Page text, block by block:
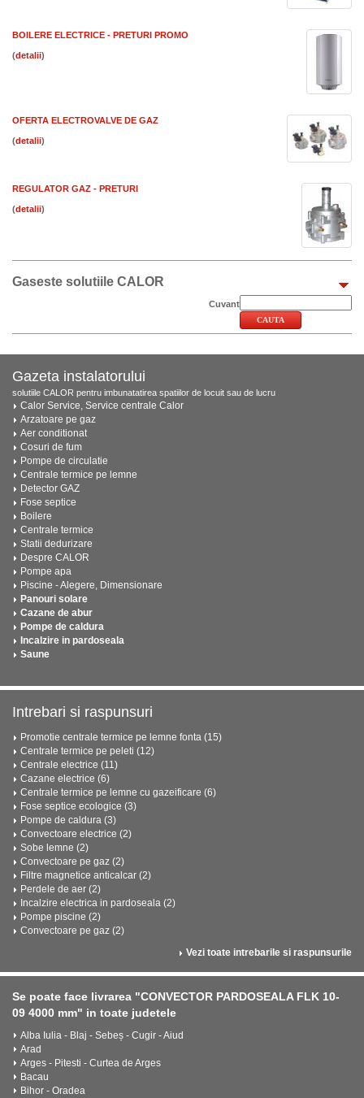
BOILERE ELECTRICE - PRETURI PROMO
( )
OFERTA ELECTROVALVE DE GAZ
( )
REGULATOR GAZ - PRETURI
( )
Gaseste solutiile CALOR
Cuvant
Gazeta instalatorului
solutiile CALOR pentru imbunatatirea spatiilor de locuit sau de lucru
Calor Service, Service centrale Calor
Arzatoare pe gaz
Aer conditionat
Cosuri de fum
Pompe de circulatie
Centrale termice pe lemne
Detector GAZ
Fose septice
Boilere
Centrale termice
Statii dedurizare
Despre CALOR
Pompe apa
Piscine - Alegere, Dimensionare
Panouri solare
Cazane de abur
Pompe de caldura
Incalzire in pardoseala
Saune
Intrebari si raspunsuri
Promotie centrale termice pe lemne fonta (15)
Centrale termice pe peleti (12)
Centrale electrice (11)
Cazane electrice (6)
Centrale termice pe lemne cu gazeificare (6)
Fose septice ecologice (3)
Pompe de caldura (3)
Convectoare electrice (2)
Sobe lemne (2)
Convectoare pe gaz (2)
Filtre magnetice anticalcar (2)
Perdele de aer (2)
Incalzire electrica in pardoseala (2)
Pompe piscine (2)
Convectoare pe gaz (2)
Vezi toate intrebarile si raspunsurile
Se poate face livrarea "CONVECTOR PARDOSEALA FLK 10-
09 4000 mm" in toate judetele
Alba Iulia - Blaj - Sebeș - Cugir - Aiud
Arad
Arges - Pitesti - Curtea de Arges
Bacau
Bihor - Oradea